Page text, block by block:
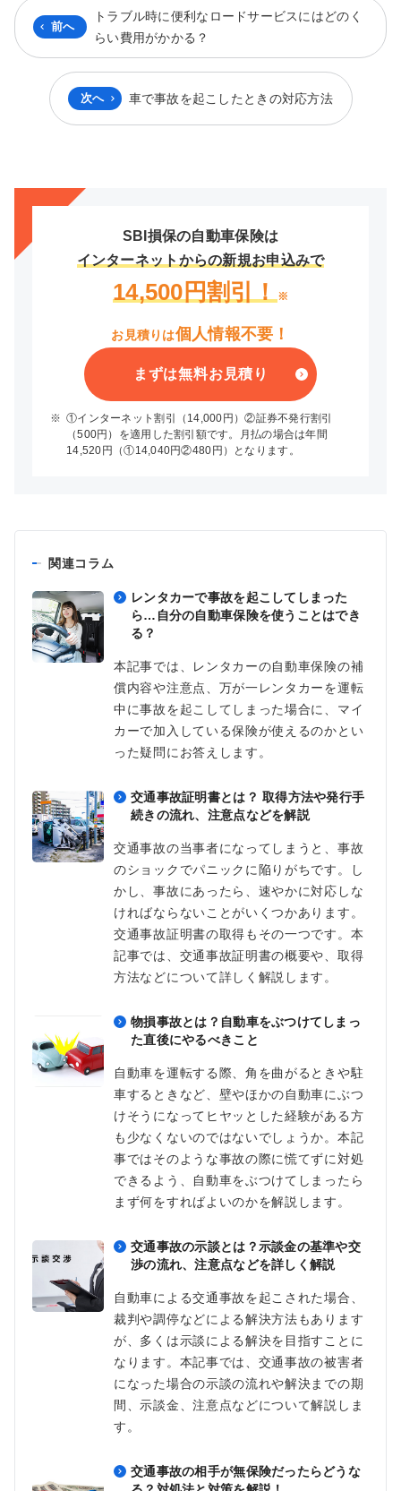
前へ
トラブル時に便利なロードサービスにはどのく
らい費用がかかる？
次へ 車で事故を起こしたときの対応方法
SBI損保の自動車保険は
インターネットからの新規お申込みで
14,500円割引！ ※
お見積りは個人情報不要！
まずは無料お見積り
※ ①インターネット割引（14,000円）②証券不発行割引
（500円）を適用した割引額です。月払の場合は年間
14,520円（①14,040円②480円）となります。
関連コラム
レンタカーで事故を起こしてしまった
ら…自分の自動車保険を使うことはでき
る？
本記事では、レンタカーの自動車保険の補
償内容や注意点、万が一レンタカーを運転
中に事故を起こしてしまった場合に、マイ
カーで加入している保険が使えるのかとい
った疑問にお答えします。
交通事故証明書とは？ 取得方法や発行手
続きの流れ、注意点などを解説
交通事故の当事者になってしまうと、事故
のショックでパニックに陥りがちです。し
かし、事故にあったら、速やかに対応しな
ければならないことがいくつかあります。
交通事故証明書の取得もその一つです。本
記事では、交通事故証明書の概要や、取得
方法などについて詳しく解説します。
物損事故とは？自動車をぶつけてしまっ
た直後にやるべきこと
自動車を運転する際、角を曲がるときや駐
車するときなど、壁やほかの自動車にぶつ
けそうになってヒヤッとした経験がある方
も少なくないのではないでしょうか。本記
事ではそのような事故の際に慌てずに対処
できるよう、自動車をぶつけてしまったら
まず何をすればよいのかを解説します。
交通事故の示談とは？示談金の基準や交
渉の流れ、注意点などを詳しく解説
自動車による交通事故を起こされた場合、
裁判や調停などによる解決方法もあります
が、多くは示談による解決を目指すことに
なります。本記事では、交通事故の被害者
になった場合の示談の流れや解決までの期
間、示談金、注意点などについて解説しま
す。
交通事故の相手が無保険だったらどうな